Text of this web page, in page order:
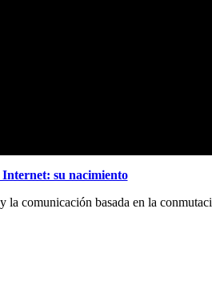
su nacimiento
comunicación basada en la